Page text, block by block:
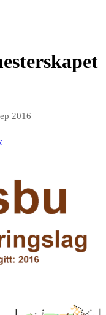
2016